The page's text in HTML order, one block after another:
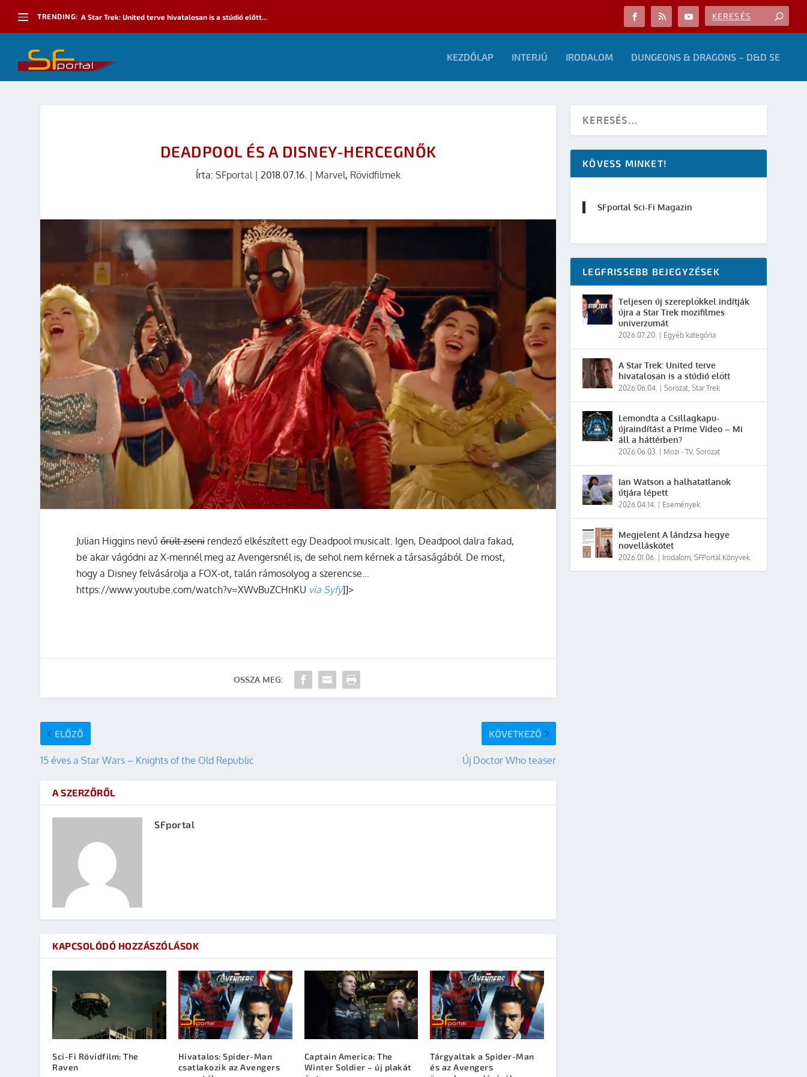
TRENDING: A Star Trek: United terve hivatalosan is a stúdió előtt...
KEZDŐLAP INTERJÚ IRODALOM DUNGEONS & DRAGONS – D&D 5E
DEADPOOL ÉS A DISNEY-HERCEGNŐK
Írta:SFportal|2018.07.16. | Marvel, Rövidfilmek
Julian Higgins nevűőrült zsenirendező elkészített egy Deadpool musicalt. Igen, Deadpool dalra fakad,
be akar vágódni az X-mennél meg az Avengersnél is, de sehol nem kérnek a társaságából. De most,
hogy a Disney felvásárolja a FOX-ot, talán rámosolyog a szerencse…
https://www.youtube.com/watch?v=XWvBuZCHnKU via Syfy]]>
OSSZA MEG:
ELŐZŐ
15 éves a Star Wars – Knights of the Old Republic
KÖVETKEZŐ
Új Doctor Who teaser
A SZERZŐRŐL
SFportal
KAPCSOLÓDÓ HOZZÁSZÓLÁSOK
Sci-Fi Rövidfilm: The
Raven
Hivatalos: Spider-Man
csatlakozik az Avengers
Captain America: The
Winter Soldier – új plakát
Tárgyaltak a Spider-Man
és az Avengers
KÖVESS MINKET!
SFportal Sci-Fi Magazin
LEGFRISSEBB BEJEGYZÉSEK
Teljesen új szereplőkkel indítják
újra a Star Trek mozifilmes
univerzumát
2026.07.20. Egyéb kategória
A Star Trek: United terve
hivatalosan is a stúdió előtt
2026.06.04. |Sorozat,Star Trek
Lemondta a Csillagkapu-
újraindítást a Prime Video – Mi
áll a háttérben?
2026.06.03. Mozi - TV,Sorozat
Ian Watson a halhatatlanok
útjára lépett
2026.04.14. Események
Megjelent A lándzsa hegye
novelláskötet
2026.01.06. Irodalom,SFPortal Könyvek